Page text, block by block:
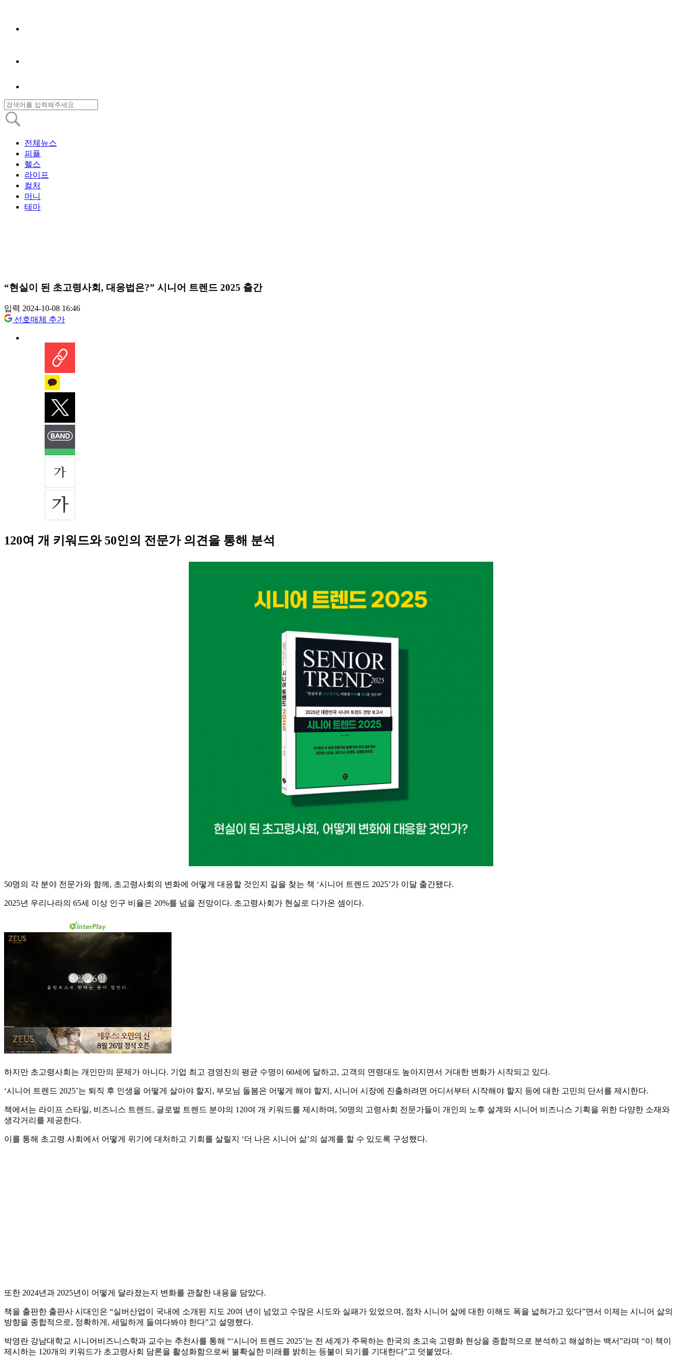
전체뉴스
피플
헬스
라이프
컬처
머니
테마
“현실이 된 초고령사회, 대응법은?” 시니어 트렌드 2025 출간
입력 2024-10-08 16:46
선호매체 추가
120여 개 키워드와 50인의 전문가 의견을 통해 분석
50명의 각 분야 전문가와 함께, 초고령사회의 변화에 어떻게 대응할 것인지 길을 찾는 책 ‘시니어 트렌드 2025’가 이달 출간됐다.
2025년 우리나라의 65세 이상 인구 비율은 20%를 넘을 전망이다. 초고령사회가 현실로 다가온 셈이다.
하지만 초고령사회는 개인만의 문제가 아니다. 기업 최고 경영진의 평균 수명이 60세에 달하고, 고객의 연령대도 높아지면서 거대한 변화가 시작되고 있다.
‘시니어 트렌드 2025’는 퇴직 후 인생을 어떻게 살아야 할지, 부모님 돌봄은 어떻게 해야 할지, 시니어 시장에 진출하려면 어디서부터 시작해야 할지 등에 대한 고민의 단서를 제시한다.
책에서는 라이프 스타일, 비즈니스 트렌드, 글로벌 트렌드 분야의 120여 개 키워드를 제시하며, 50명의 고령사회 전문가들이 개인의 노후 설계와 시니어 비즈니스 기획을 위한 다양한 소재와
생각거리를 제공한다.
이를 통해 초고령 사회에서 어떻게 위기에 대처하고 기회를 살릴지 ‘더 나은 시니어 삶’의 설계를 할 수 있도록 구성했다.
또한 2024년과 2025년이 어떻게 달라졌는지 변화를 관찰한 내용을 담았다.
책을 출판한 출판사 시대인은 “실버산업이 국내에 소개된 지도 20여 년이 넘었고 수많은 시도와 실패가 있었으며, 점차 시니어 삶에 대한 이해도 폭을 넓혀가고 있다”면서 이제는 시니어 삶의
방향을 종합적으로, 정확하게, 세밀하게 들여다봐야 한다”고 설명했다.
박영란 강남대학교 시니어비즈니스학과 교수는 추천사를 통해 “‘시니어 트렌드 2025’는 전 세계가 주목하는 한국의 초고속 고령화 현상을 종합적으로 분석하고 해설하는 백서”라며 “이 책이
제시하는 120개의 키워드가 초고령사회 담론을 활성화함으로써 불확실한 미래를 밝히는 등불이 되기를 기대한다”고 덧붙였다.